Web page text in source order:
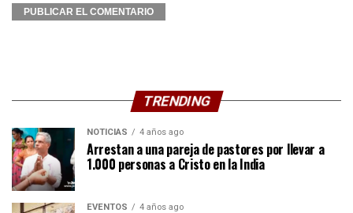
TRENDING
NOTICIAS 4 años ago
Arrestan a una pareja de pastores por llevar a
1.000 personas a Cristo en la India
EVENTOS 4 años ago